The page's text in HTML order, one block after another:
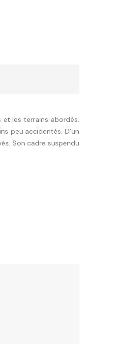
les terrains abordés.
peu accidentés. D’un
Son cadre suspendu